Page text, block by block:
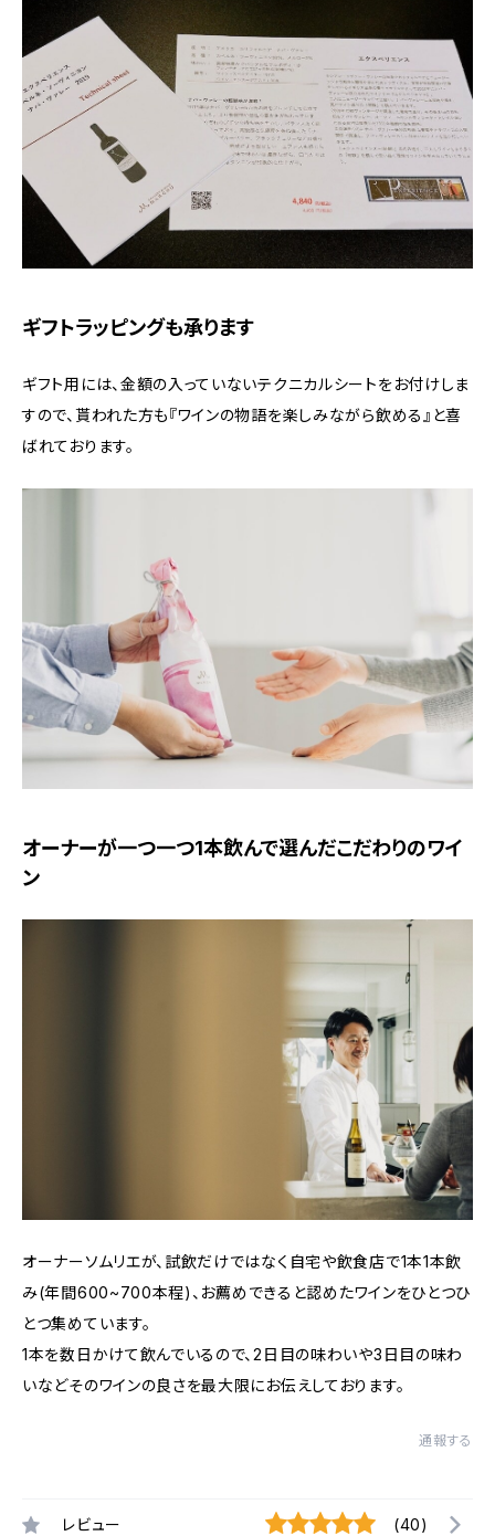
ギフトラッピングも承ります
ギフト用には、金額の入っていないテクニカルシートをお付けしま
すので、貰われた方も『ワインの物語を楽しみながら飲める』と喜
ばれております。
オーナーが一つ一つ1本飲んで選んだこだわりのワイ
ン
オーナーソムリエが、試飲だけではなく自宅や飲食店で1本1本飲
み(年間600~700本程)、お薦めできると認めたワインをひとつひ
とつ集めています。
1本を数日かけて飲んでいるので、2日目の味わいや3日目の味わ
いなどそのワインの良さを最大限にお伝えしております。
通報する
レビュー (40)